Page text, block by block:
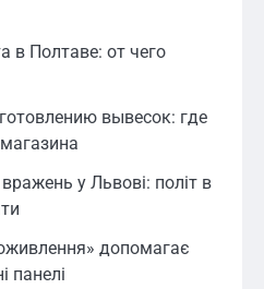
в Полтаве: от чего
вывесок: где
у Львові: політ в
допомагає
панелі